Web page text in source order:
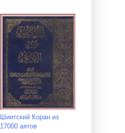
Шиитский Коран из
17000 аятов